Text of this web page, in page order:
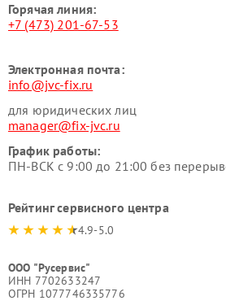
Горячая линия:
+7 (473) 201-67-53
Электронная почта:
info@jvc-fix.ru
для юридических лиц
manager@fix-jvc.ru
График работы:
ПН-ВСК с 9:00 до 21:00 без
Рейтинг сервисного центра
4.9-5.0
ООО "Русервис"
ИНН 7702633247
ОГРН 1077746335776